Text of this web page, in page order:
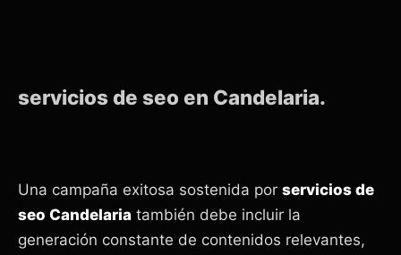
servicios de seo en Candelaria.
Una campaña exitosa sostenida por servicios de
seo Candelaria también debe incluir la
generación constante de contenidos relevantes,